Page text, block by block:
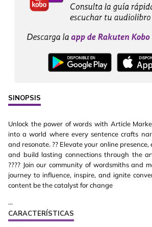
SINOPSIS
Unlock the power of words with Article
into a world where every sentence crafts
and resonate. ?? Elevate your online
and build lasting connections through the
???? Join our community of wordsmiths and
journey to influence, inspire, and ignite
content be the catalyst for change
...
CARACTERÍSTICAS